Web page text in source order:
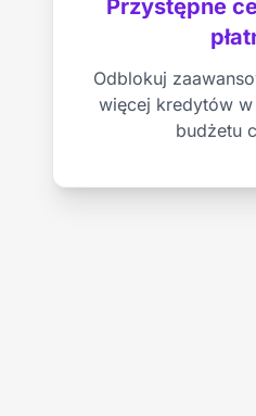
Przystępne
Odblokuj
więcej kredytów
budżetu